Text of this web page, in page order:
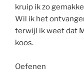
kruip ik zo
Wil ik het
terwijl ik weet dat
koos.
Oefenen